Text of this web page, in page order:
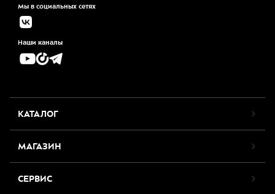
Мы в социальных сетях
Наши каналы
КАТАЛОГ
МАГАЗИН
СЕРВИС